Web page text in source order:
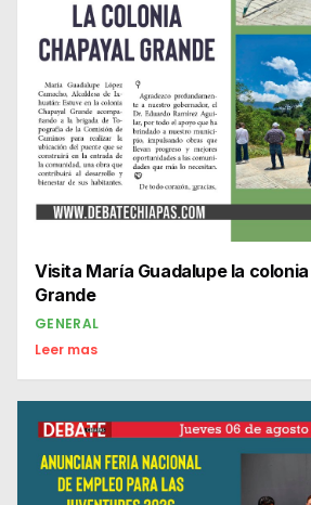
Visita María Guadalupe la
Grande
GENERAL
Leer mas